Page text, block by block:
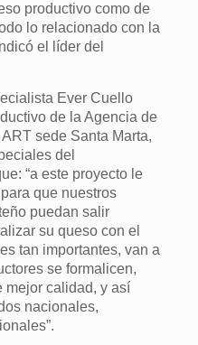
productivo como de
lo relacionado con la
el líder del
Ever Cuello
de la Agencia de
sede Santa Marta,
del
“a este proyecto le
que nuestros
puedan salir
su queso con el
tan importantes, van a
se formalicen,
mejor calidad, y así
nacionales,